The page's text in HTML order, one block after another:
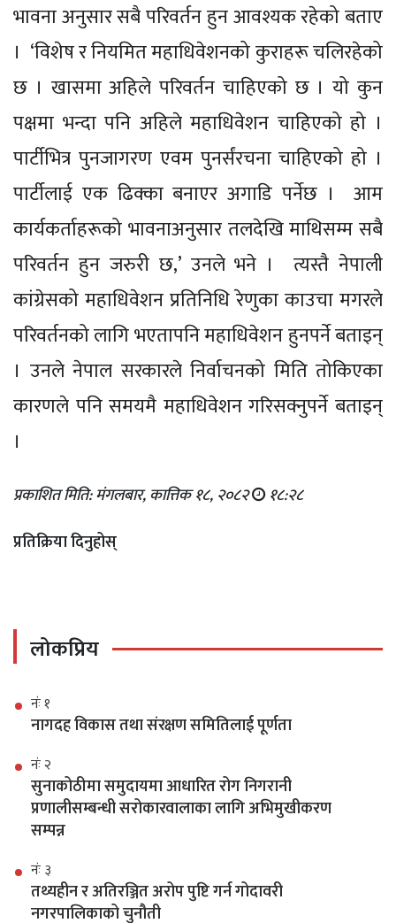
भावना अनुसार सबै परिवर्तन हुन आवश्यक रहेको बताए
। ‘विशेष र नियमित महाधिवेशनको कुराहरू चलिरहेको
छ । खासमा अहिले परिवर्तन चाहिएको छ । यो कुन
पक्षमा भन्दा पनि अहिले महाधिवेशन चाहिएको हो ।
पार्टीभित्र पुनजागरण एवम पुनर्संरचना चाहिएको हो ।
पार्टीलाई एक ढिक्का बनाएर अगाडि पर्नेछ । आम
कार्यकर्ताहरूको भावनाअनुसार तलदेखि माथिसम्म सबै
परिवर्तन हुन जरुरी छ,’ उनले भने । त्यस्तै नेपाली
कांग्रेसको महाधिवेशन प्रतिनिधि रेणुका काउचा मगरले
परिवर्तनको लागि भएतापनि महाधिवेशन हुनपर्ने बताइन्
। उनले नेपाल सरकारले निर्वाचनको मिति तोकिएका
कारणले पनि समयमै महाधिवेशन गरिसक्नुपर्ने बताइन्
।
प्रकाशित मिति: मंगलबार, कात्तिक १८, २०८२ १८:२८
प्रतिक्रिया दिनुहोस्
लोकप्रिय
नंः १
नागदह विकास तथा संरक्षण समितिलाई पूर्णता
नंः २
सुनाकोठीमा समुदायमा आधारित रोग निगरानी
प्रणालीसम्बन्धी सरोकारवालाका लागि अभिमुखीकरण
सम्पन्न
नंः ३
तथ्यहीन र अतिरञ्जित अरोप पुष्टि गर्न गोदावरी
नगरपालिकाको चुनौती